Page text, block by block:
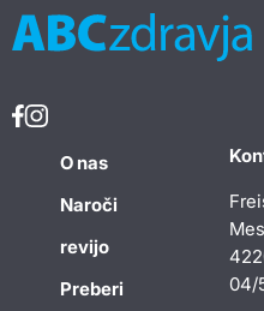
O nas
Naroči
revijo
Preberi
04/